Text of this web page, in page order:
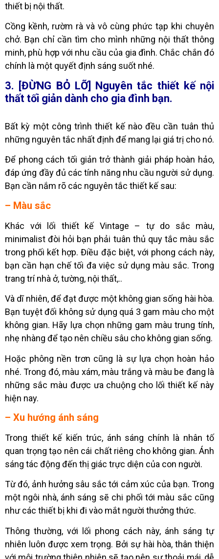
thiết bị nội thất.
Cồng kềnh, rườm rà và vô cùng phức tạp khi chuyên
chở. Bạn chỉ cần tìm cho mình những nội thất thông
minh, phù hợp với nhu cầu của gia đình. Chắc chắn đó
chính là một quyết định sáng suốt nhé.
3. [ĐỪNG BỎ LỠ] Nguyên tắc thiết kế nội
thất tối giản dành cho gia đình bạn.
Bất kỳ một công trình thiết kế nào đều cần tuân thủ
những nguyên tắc nhất định để mang lại giá trị cho nó.
Để phong cách tối giản trở thành giải pháp hoàn hảo,
đáp ứng đầy đủ các tính năng nhu cầu người sử dụng.
Bạn cần nắm rõ các nguyên tắc thiết kế sau:
– Màu sắc
Khác với lối thiết kế Vintage – tự do sắc màu,
minimalist đòi hỏi bạn phải tuân thủ quy tắc màu sắc
trong phối kết hợp. Điều đặc biệt, với phong cách này,
bạn cần hạn chế tối đa việc sử dụng màu sắc. Trong
trang trí nhà ở, tường, nội thất,..
Và dĩ nhiên, để đạt được một không gian sống hài hòa.
Bạn tuyệt đối không sử dụng quá 3 gam màu cho một
không gian. Hãy lựa chọn những gam màu trung tính,
nhẹ nhàng để tạo nên chiều sâu cho không gian sống.
Hoặc phông nền trơn cũng là sự lựa chọn hoàn hảo
nhé. Trong đó, màu xám, màu trắng và màu be đang là
những sắc màu được ưa chuộng cho lối thiết kế này
hiện nay.
– Xu hướng ánh sáng
Trong thiết kế kiến trúc, ánh sáng chính là nhân tố
quan trọng tạo nên cái chất riêng cho không gian. Ánh
sáng tác động đến thị giác trực diện của con người.
Từ đó, ảnh hưởng sâu sắc tới cảm xúc của bạn. Trong
một ngôi nhà, ánh sáng sẽ chi phối tới màu sắc cũng
như các thiết bị khi đi vào mắt người thưởng thức.
Thông thường, với lối phong cách này, ánh sáng tự
nhiên luôn được xem trọng. Bởi sự hài hòa, thân thiện